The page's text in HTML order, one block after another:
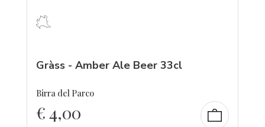
Gràss - Amber Ale Beer 33cl
Birra del Parco
€4,00